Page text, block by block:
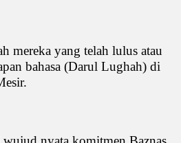
mereka yang telah lulus atau
bahasa (Darul Lughah) di